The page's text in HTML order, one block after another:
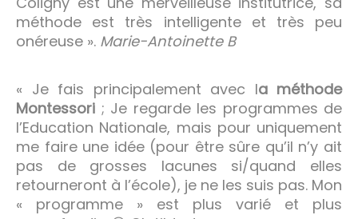
méthode est très intelligente et très peu
onéreuse ». Marie-Antoinette B
« Je fais principalement avec la méthode
Montessori ; Je regarde les programmes de
l’Education Nationale, mais pour uniquement
me faire une idée (pour être sûre qu’il n’y ait
pas de grosses lacunes si/quand elles
retourneront à l’école), je ne les suis pas. Mon
« programme » est plus varié et plus